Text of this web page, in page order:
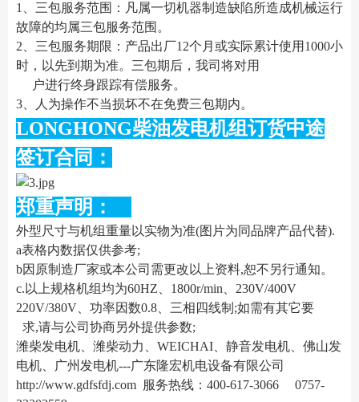
1、三包服务范围：凡属一切机器制造缺陷所造成机械运行
故障的均属三包服务范围。
2、三包服务期限：产品出厂12个月或实际累计使用1000小
时，以先到期为准。三包期后，我司将对用
户进行终身跟踪有偿服务。
3、人为操作不当损坏不在免费三包期内。
LONGHONG柴油发电机组订货中途
签订合同：
郑重声明：
外型尺寸与机组重量以实物为准(图片为同品牌产品代替).
a表格内数据仅供参考;
b因原制造厂家或本公司需更改以上资料,恕不另行通知。
c.以上规格机组均为60HZ、1800r/min、230V/400V
220V/380V、功率因数0.8、三相四线制;如需有其它要
求,请与公司协商另外提供参数;
潍柴发电机、潍柴动力、WEICHAI、静音发电机、佛山发
电机、广州发电机---广东隆宏机电设备有限公司
http://www.gdfsfdj.com 服务热线：400-617-3066 0757-